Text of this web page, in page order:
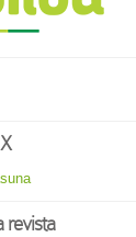
X
revista